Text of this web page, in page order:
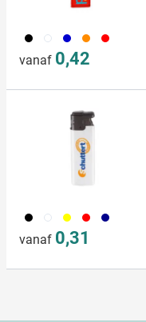
001 002 005 007 008
vanaf 0,42
001 002 006 008 307
vanaf 0,31